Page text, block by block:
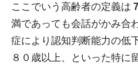
ここでいう高齢者の定義は
満であっても会話がかみ合
症により認知判断能力の低
８０歳以上、といった特に